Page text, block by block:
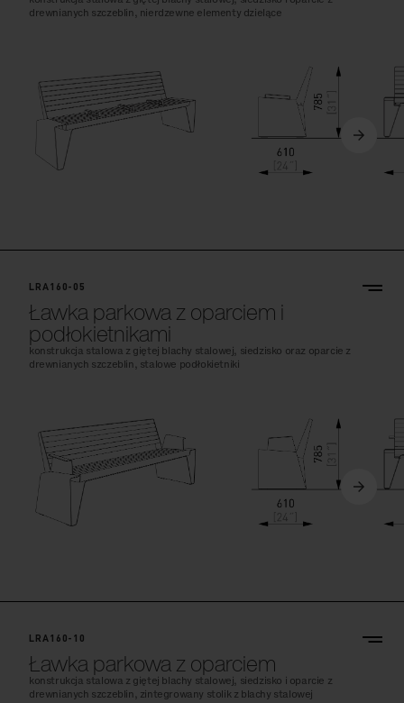
drewnianych szczeblin, nierdzewne elementy dzielące
LRA160-05
Ławka parkowa z oparciem i
podłokietnikami
konstrukcja stalowa z giętej blachy stalowej, siedzisko oraz oparcie z
drewnianych szczeblin, stalowe podłokietniki
LRA160-10
Ławka parkowa z oparciem
konstrukcja stalowa z giętej blachy stalowej, siedzisko i oparcie z
drewnianych szczeblin, zintegrowany stolik z blachy stalowej